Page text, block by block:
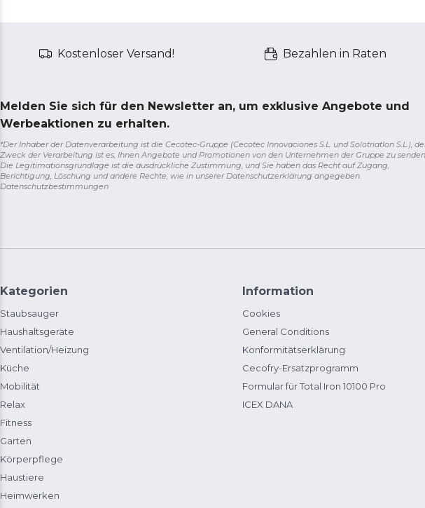
Kostenloser Versand! Bezahlen in Raten
Melden Sie sich für den Newsletter an, um exklusive Angebote und
Werbeaktionen zu erhalten.
*Der Inhaber der Datenverarbeitung ist die Cecotec-Gruppe (Cecotec Innovaciones S.L. und Solotriatlon S.L.),
Zweck der Verarbeitung ist es, Ihnen Angebote und Promotionen von den Unternehmen der Gruppe zu
Die Legitimationsgrundlage ist die ausdrückliche Zustimmung, und Sie haben das Recht auf Zugang,
Berichtigung, Löschung und andere Rechte, wie in unserer Datenschutzerklärung angegeben.
Datenschutzbestimmungen
Kategorien
Staubsauger
Haushaltsgeräte
Ventilation/Heizung
Küche
Mobilität
Relax
Fitness
Garten
Körperpflege
Haustiere
Heimwerken
Information
Cookies
General Conditions
Konformitätserklärung
Cecofry-Ersatzprogramm
Formular für Total Iron 10100 Pro
ICEX DANA